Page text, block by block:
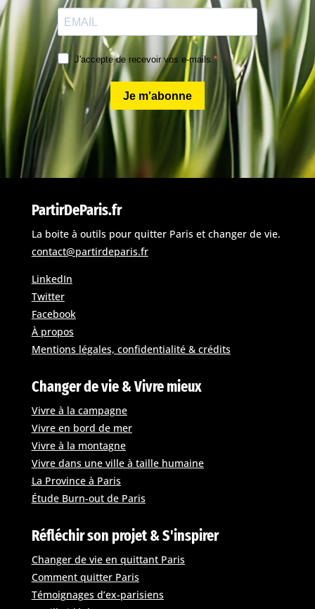
J'accepte de recevoir vos e-mails.
Je m'abonne
PartirDeParis.fr
La boite à outils pour quitter Paris et changer de vie.
contact@partirdeparis.fr
LinkedIn
Twitter
Facebook
À propos
Mentions légales, confidentialité & crédits
Changer de vie & Vivre mieux
Vivre à la campagne
Vivre en bord de mer
Vivre à la montagne
Vivre dans une ville à taille humaine
La Province à Paris
Étude Burn-out de Paris
Réfléchir son projet & S'inspirer
Changer de vie en quittant Paris
Comment quitter Paris
Témoignages d’ex-parisiens